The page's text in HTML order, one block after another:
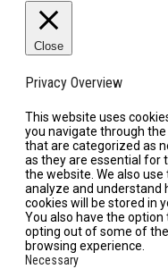
Close
Privacy Overview
This website uses
you navigate through
that are categorized as
as they are essential for
the website. We also
analyze and understand
cookies will be stored in
You also have the
opting out of some of
browsing experience.
Necessary